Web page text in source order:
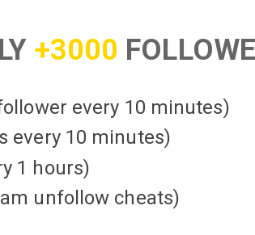
+3000
every 10 minutes)
every 10 minutes)
1 hours)
unfollow cheats)